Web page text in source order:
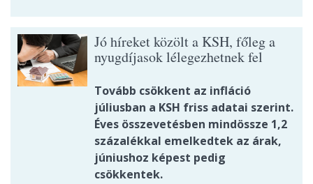
Jó híreket közölt a KSH, főleg a
nyugdíjasok lélegezhetnek fel
Tovább csökkent az infláció
júliusban a KSH friss adatai szerint.
Éves összevetésben mindössze 1,2
százalékkal emelkedtek az árak,
júniushoz képest pedig
csökkentek.